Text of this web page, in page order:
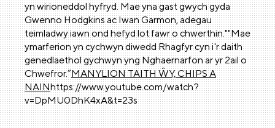
yn wirioneddol hyfryd. Mae yna gast gwych gyda
Gwenno Hodgkins ac Iwan Garmon, adegau
teimladwy iawn ond hefyd lot fawr o chwerthin.""Mae
ymarferion yn cychwyn diwedd Rhagfyr cyn i'r daith
genedlaethol gychwyn yng Nghaernarfon ar yr 2ail o
Chwefror.”MANYLION TAITH ŴY, CHIPS A
NAINhttps://www.youtube.com/watch?
v=DpMU0DhK4xA&t=23s